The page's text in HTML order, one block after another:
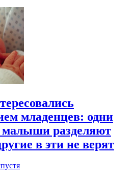
младенцев: одни
малыши разделяют
в эти не верят